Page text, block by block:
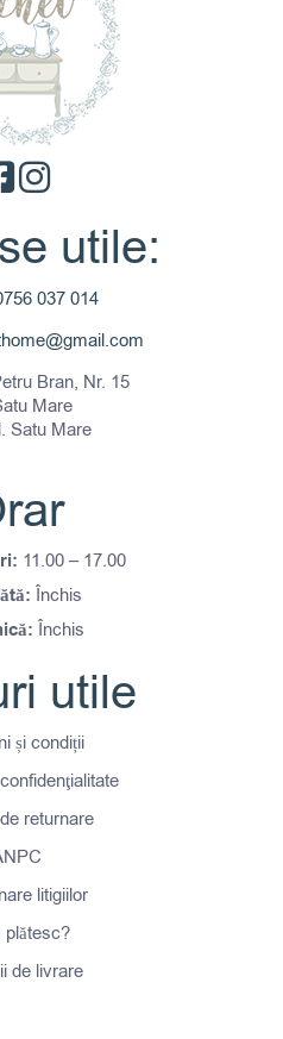
utile:
037 014
Bran, Nr. 15
Mare
Satu Mare
11.00 – 17.00
Închis
Închis
utile
și condiții
returnare
litigiilor
plătesc?
de livrare